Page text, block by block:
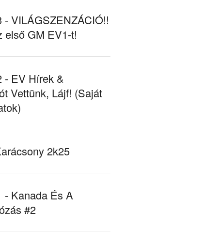
- VILÁGSZENZÁCIÓ!!
első GM EV1-t!
- EV Hírek &
Vettünk, Lájf! (Saját
2k25
- Kanada És A
#2